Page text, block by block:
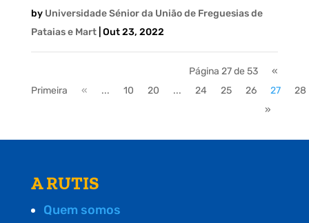
by Universidade Sénior da União de Freguesias de
Pataias e Mart| Out 23, 2022
Página 27 de 53
«
Primeira
« ... 10 20 ... 24 25 26 27
28
»
A RUTIS
Quem somos